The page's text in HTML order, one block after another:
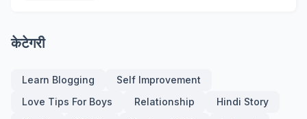
केटेगरी
Learn Blogging
Self Improvement
Love Tips For Boys
Relationship
Hindi Story